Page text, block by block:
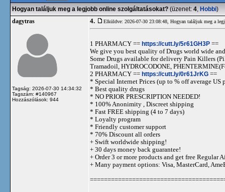
Hogyan találjuk meg a legjobb online szolgáltatásokat? (üzenet: 4, Hobbi)
dagytras
Tagság: 2026-07-30 14:34:32
Tagszám: #140967
Hozzászólások: 944
4. Elküldve: 2026-07-30 23:08:48, Hogyan találjuk meg a
1 PHARMACY == https://cutt.ly/5r61GH3P ==
We give you best quality of Drugs world wide
Some Drugs available for delivery Pain Killers
Tramadoil, HYDROCODONE,
2 PHARMACY == https://cutt.ly/0r61JrKG ==
* Special Internet Prices (up to % off average US
* Best quality drugs
* NO PRIOR PRESCRIPTION NEEDED!
* 100% Anonimity , Discreet shipping
* Fast FREE shipping (4 to 7 days)
* Loyalty program
* Friendly customer support
* 70% Discount all orders
+ Swift worldwide shipping!
+ 30 days money back guarantee!
+ Order 3 or more products and get free Regular
+ Many payment options: Visa, MasterCard,